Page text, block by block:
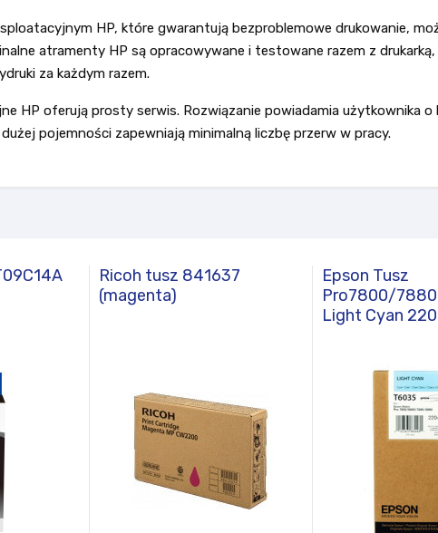
HP, które gwarantują bezproblemowe drukowanie,
atramenty HP są opracowywane i testowane razem z
za każdym razem.
HP oferują prosty serwis. Rozwiązanie powiadamia użytkownika
pojemności zapewniają minimalną liczbę przerw w pracy.
Ricoh tusz 841637
(magenta)
Epson Tusz
Pro7800/
Light Cyan